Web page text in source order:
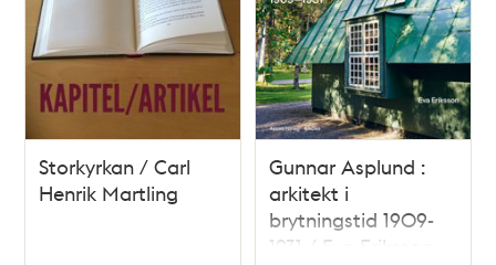
Storkyrkan / Carl
Henrik Martling
Gunnar Asplund :
arkitekt i
brytningstid 1909-
1931 / Eva Eriksson